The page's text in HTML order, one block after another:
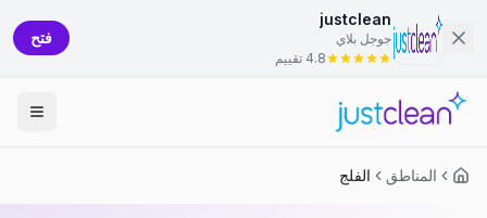
justclean
جوجل بلاي
4.8 تقييم
فتح
المناطق الفلج